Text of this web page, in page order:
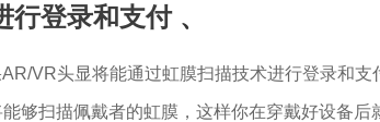
行登录和支付、
VR头显将能通过虹膜扫描技术进行登录和
够扫描佩戴者的虹膜，这样你在穿戴好设备